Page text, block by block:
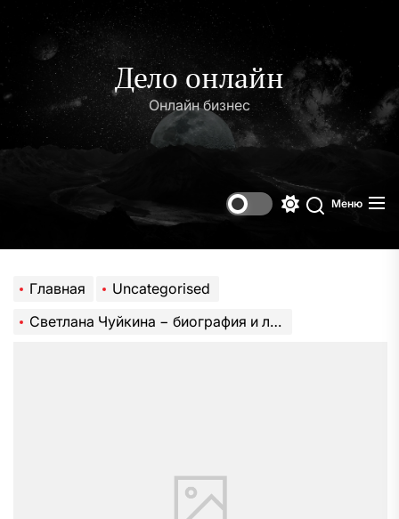
содержимому
Дело онлайн
Онлайн бизнес
Поиск
Меню
Главная
Uncategorised
Светлана Чуйкина − биография и личная жизнь знаменитой актрисы, ее талант и успехи в киноиндустрии